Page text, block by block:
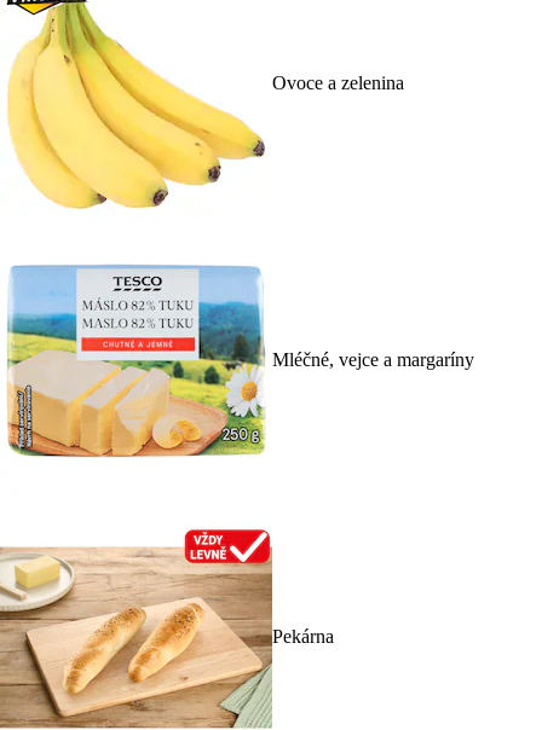
Ovoce a zelenina
Mléčné, vejce a margaríny
Pekárna